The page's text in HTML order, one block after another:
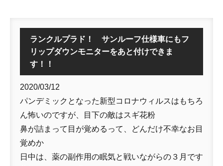
ランクルプラド！ サンルーフ仕様車にもフ
リップダウンモニターをあと付けできま
す！！
2020/03/12
パンデミックとなった新型コロナウィルスはもちろ
ん怖いのですが、目下の敵はスギ花粉
鼻が詰まって目が覚めるって、どんだけ不幸なお目
覚めか
日中は、薬の副作用の眠気と戦いながらの３月です